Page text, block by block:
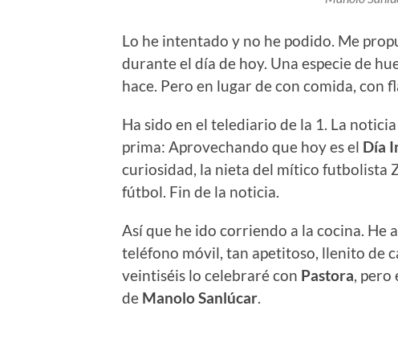
Lo he intentado y no he podido. Me
durante el día de hoy. Una especie de
hace. Pero en lugar de con comida, con
Ha sido en el telediario de la 1. La
prima: Aprovechando que hoy es el Día
curiosidad, la nieta del mítico futbolista
fútbol. Fin de la noticia.
Así que he ido corriendo a la cocina. He
teléfono móvil, tan apetitoso, llenito de
veintiséis lo celebraré con Pastora, pero
de Manolo Sanlúcar.